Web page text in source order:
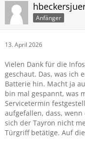
Anfänger
13. April 2026
Vielen Dank für die
geschaut. Das, was ich
Batterie hin. Macht ja
bin mal gespannt, was
Servicetermin
aufgefallen, dass, wenn
sich der Tayron nicht
Türgriff betätige. Auf